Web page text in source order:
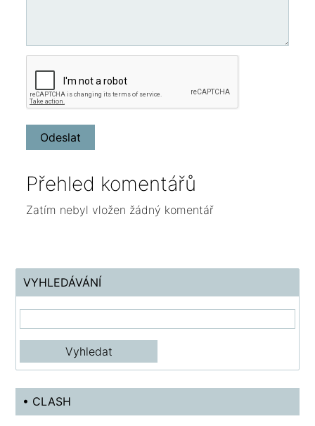
Přehled komentářů
Zatím nebyl vložen žádný komentář
VYHLEDÁVÁNÍ
• CLASH